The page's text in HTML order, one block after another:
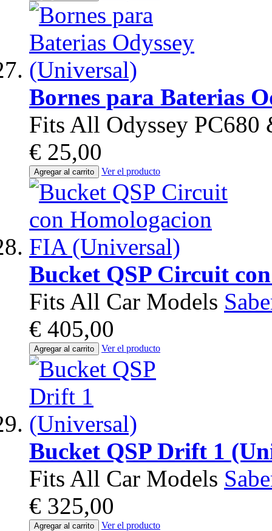
Bornes para Baterias
Fits All Odyssey
€ 25,00
Agregar al carrito Ver el producto
Bucket QSP Circuit
Fits All Car Models
€ 405,00
Agregar al carrito Ver el producto
Bucket QSP Drift 1
Fits All Car Models
€ 325,00
Agregar al carrito Ver el producto